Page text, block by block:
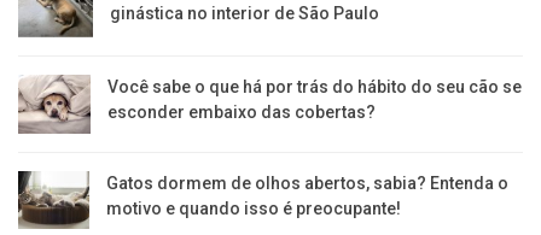
ginástica no interior de São Paulo
Você sabe o que há por trás do hábito do seu cão se
esconder embaixo das cobertas?
Gatos dormem de olhos abertos, sabia? Entenda o
motivo e quando isso é preocupante!